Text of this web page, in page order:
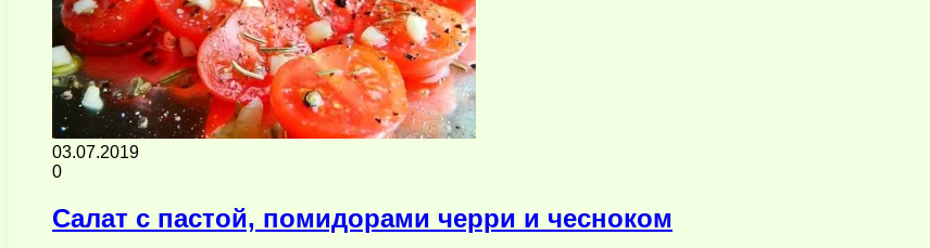
03.07.2019
0
Салат с пастой, помидорами черри и чесноком